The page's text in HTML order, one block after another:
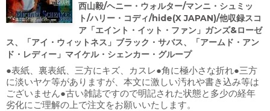
西山毅/ヘニー・ウォルター/マンニ・シュミッ
ト/ハリー・コディ/hide(X JAPAN)/他収録スコ
ア「エイント・イット・ファン」ガンズ&ローゼ
ス、「アイ・ウィットネス」ブラック・サバス、「アームド・アン
ド・レディー」マイケル・シェンカー・グループ
●表紙、裏表紙、三方にキズ、カスレ●角に極小さな折れ●三方
に淡いヤケ等がありますが、本文に激しい汚れや書き込み等は
ございません●古い雑誌ですので明記された状態と多少の経年
劣化にご理解の上で注文をお願いいたします。